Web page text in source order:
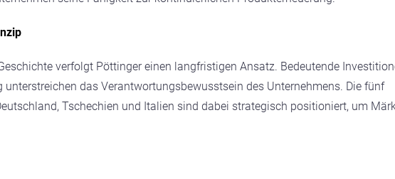
verfolgt Pöttinger einen langfristigen Ansatz. Bedeutende
das Verantwortungsbewusstsein des Unternehmens. Die fünf
Tschechien und Italien sind dabei strategisch positioniert, um